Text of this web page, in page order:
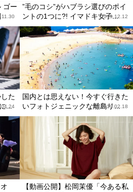
ゴー
”毛のコシ”がハブラシ選びのポイ
ントの1つに?! イマドキ女子...
2019.12.12
た
...
国内とは思えない！今すぐ行きた
いフォトジェニックな離島リ...
2019.02.18
【動画公開】松岡茉優「今ある私